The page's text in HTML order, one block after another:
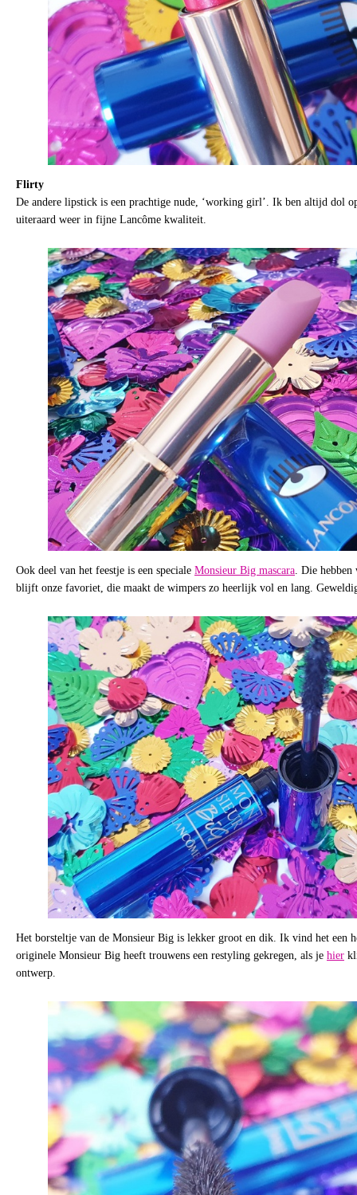
Flirty
De andere lipstick is een prachtige nude, ‘working girl’. Ik ben altijd dol
uiteraard weer in fijne Lancôme kwaliteit.
Ook deel van het feestje is een speciale Monsieur Big mascara . Die
blijft onze favoriet, die maakt de wimpers zo heerlijk vol en lang.
Het borsteltje van de Monsieur Big is lekker groot en dik. Ik vind het een
originele Monsieur Big heeft trouwens een restyling gekregen, als je hier
ontwerp.